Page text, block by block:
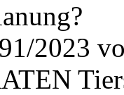
2023